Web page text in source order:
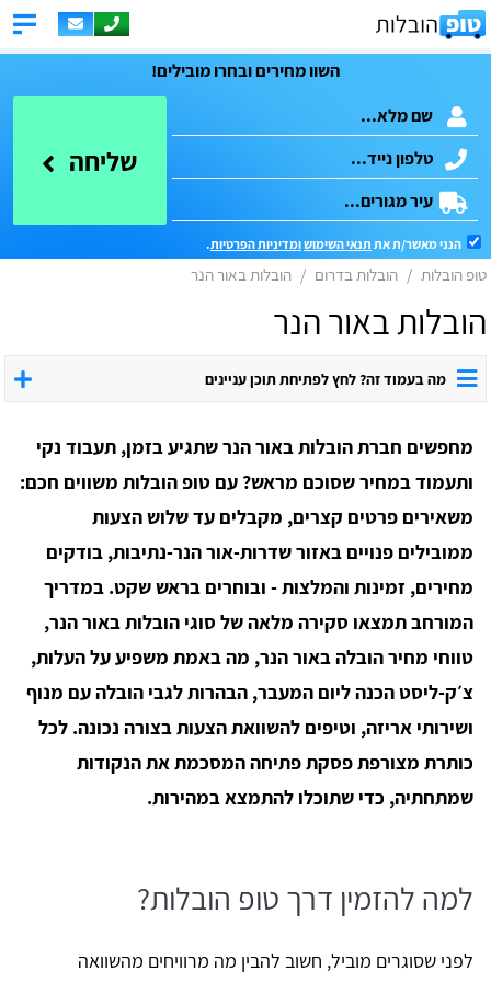
השוו מחירים ובחרו מובילים!
שליחה
הנני מאשר/ת את תנאי השימושומדיניות הפרטיות.
טופ הובלות הובלות בדרום הובלות באור הנר
הובלות באור הנר
מה בעמוד זה? לחץ לפתיחת תוכן עניינים
מחפשים חברת הובלות באור הנר שתגיע בזמן, תעבוד נקי
ותעמוד במחיר שסוכם מראש? עם טופ הובלות משווים חכם:
משאירים פרטים קצרים, מקבלים עד שלוש הצעות
ממובילים פנויים באזור שדרות-אור הנר-נתיבות, בודקים
מחירים, זמינות והמלצות - ובוחרים בראש שקט. במדריך
המורחב תמצאו סקירה מלאה של סוגי הובלות באור הנר,
טווחי מחיר הובלה באור הנר, מה באמת משפיע על העלות,
צ׳ק-ליסט הכנה ליום המעבר, הבהרות לגבי הובלה עם מנוף
ושירותי אריזה, וטיפים להשוואת הצעות בצורה נכונה. לכל
כותרת מצורפת פסקת פתיחה המסכמת את הנקודות
שמתחתיה, כדי שתוכלו להתמצא במהירות.
למה להזמין דרך טופ הובלות?
לפני שסוגרים מוביל, חשוב להבין מה מרוויחים מהשוואה